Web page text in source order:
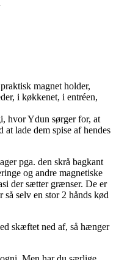
magnet holder,
i køkkenet, i entréen,
hvor Ydun sørger for, at
at lade dem spise af hendes
pga. den skrå bagkant
og andre magnetiske
der sætter grænser. De er
selv en stor 2 hånds kød
skæftet ned af, så hænger